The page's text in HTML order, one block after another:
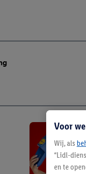
Voor
Wij, als
“Lidl-
en te